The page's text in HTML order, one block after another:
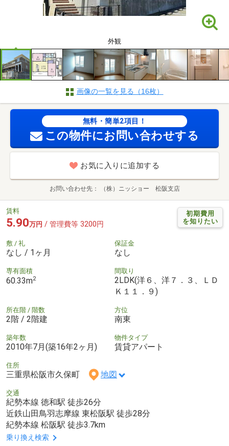
外観
画像の一覧を見る（16枚）
無料・簡単2項目！
この物件にお問い合わせする
お気に入りに追加する
お問い合わせ先 （株）ニッショー 松阪支店
初期費用
を知りたい
賃料
5.90万円 / 管理費等 3200円
敷 / 礼
なし / 1ヶ月
保証金
なし
専有面積
60.33m2
間取り
2LDK(洋６、洋７．３、ＬＤ
Ｋ１１．９)
所在階 / 階数
2階 / 2階建
方位
南東
築年数
2010年7月(築16年2ヶ月)
物件タイプ
賃貸アパート
住所
三重県松阪市久保町 地図
交通
紀勢本線 徳和駅 徒歩26分
近鉄山田鳥羽志摩線 東松阪駅 徒歩28分
紀勢本線 松阪駅 徒歩3.7km
乗り換え検索